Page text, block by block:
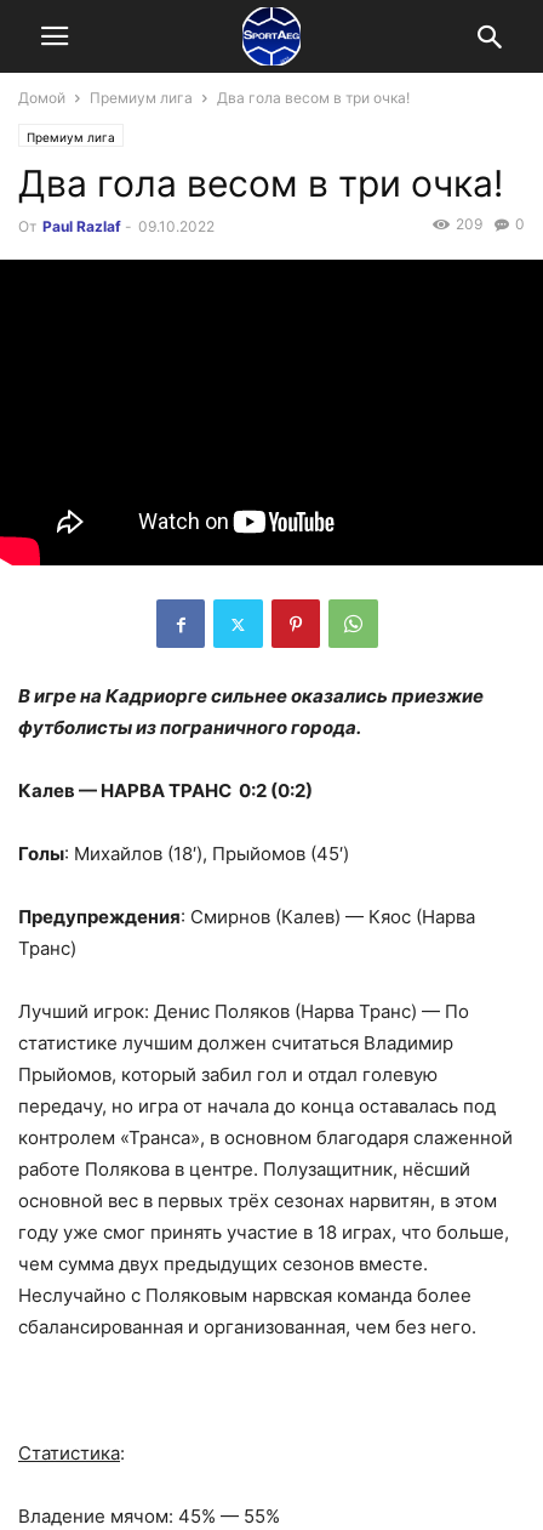
Домой Премиум лига Два гола весом в три очка!
Премиум лига
Два гола весом в три очка!
От Paul Razlaf - 09.10.2022 0
209
В игре на Кадриорге сильнее оказались приезжие
футболисты из пограничного города.
Калев — НАРВА ТРАНС 0:2 (0:2)
Голы: Михайлов (18′), Прыйомов (45′)
Предупреждения: Смирнов (Калев) — Кяос (Нарва
Транс)
Лучший игрок: Денис Поляков (Нарва Транс) — По
статистике лучшим должен считаться Владимир
Прыйомов, который забил гол и отдал голевую
передачу, но игра от начала до конца оставалась под
контролем «Транса», в основном благодаря слаженной
работе Полякова в центре. Полузащитник, нёсший
основной вес в первых трёх сезонах нарвитян, в этом
году уже смог принять участие в 18 играх, что больше,
чем сумма двух предыдущих сезонов вместе.
Неслучайно с Поляковым нарвская команда более
сбалансированная и организованная, чем без него.
Статистика:
Владение мячом: 45% — 55%